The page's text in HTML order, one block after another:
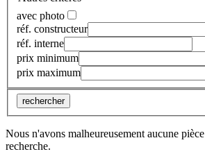
avec photo
réf. constructeur
réf. interne
prix minimum
prix maximum
rechercher
Nous n'avons malheureusement aucune
recherche.